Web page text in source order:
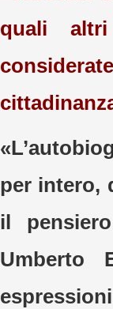
quali
per intero,
il